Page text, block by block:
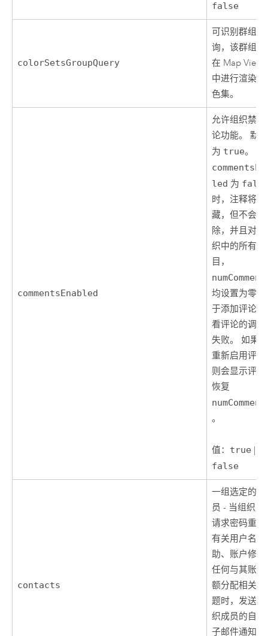
false
colorSetsGroupQuery
可识别群组的
询，该群组包
在 Map
中进行渲染的
色集。
commentsEnabled
允许组织禁用
论功能。 默
为 true。 当
led 为
时，注释将被
藏，但不会被
除，并且对于
织中的所有项
目，
均设置为零。
于添加评论和
看评论的调用
失败。 如果
重新启用评论
则会显示评论
恢复
。
值： true
false
contacts
一组选定的管
员 - 当组织成
请求密码重置
有关用户名的
助、账户修改
任何与其账户
额分配相关的
题时，发送给
织成员的自动
子邮件通知会